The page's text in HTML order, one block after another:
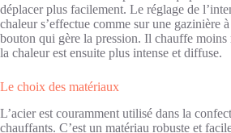
déplacer plus facilement. Le réglage de
chaleur s’effectue comme sur une gazinière à
bouton qui gère la pression. Il chauffe moins
la chaleur est ensuite plus intense et diffuse.
Le choix des matériaux
L’acier est couramment utilisé dans la
chauffants. C’est un matériau robuste et